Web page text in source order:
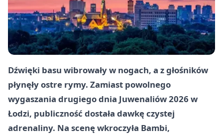
Dźwięki basu wibrowały w nogach, a z głośników
płynęły ostre rymy. Zamiast powolnego
wygaszania drugiego dnia Juwenaliów 2026 w
Łodzi, publiczność dostała dawkę czystej
adrenaliny. Na scenę wkroczyła Bambi,